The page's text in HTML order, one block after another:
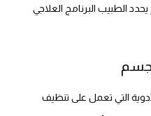
الطبيب البرنامج العلاجي
التي تعمل على تنظيف